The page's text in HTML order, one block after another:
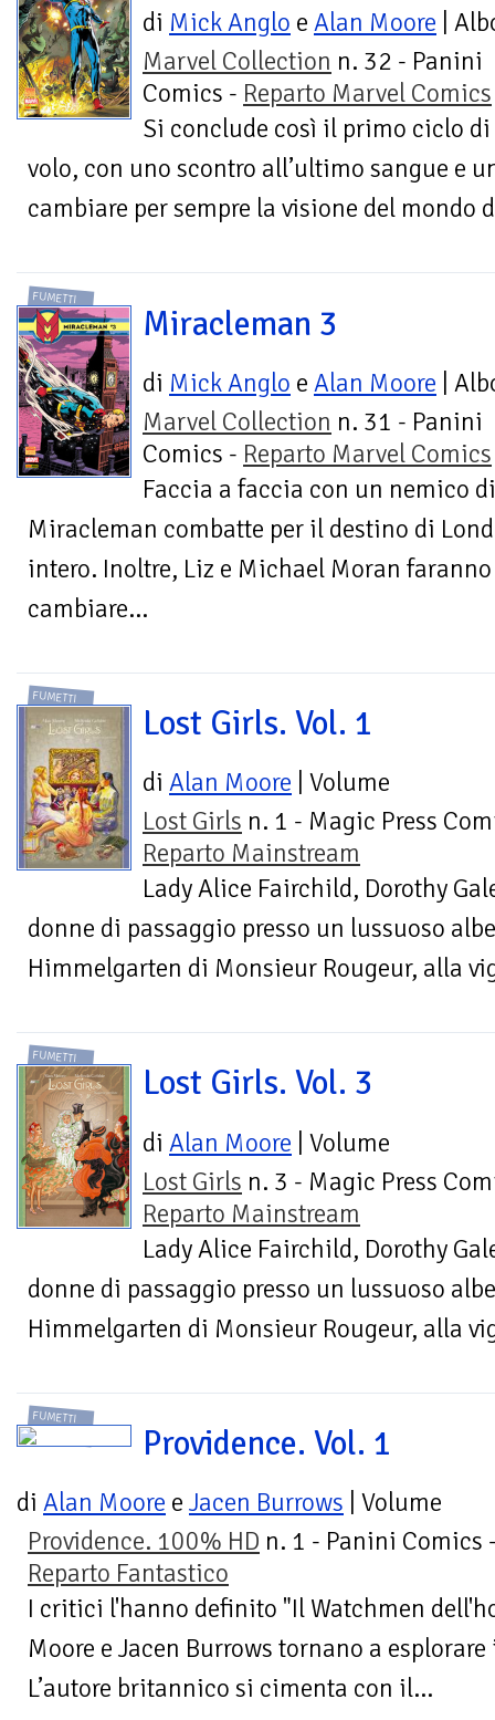
di Mick Anglo e Alan Moore |
Marvel Collection n. 32 - Panini
Comics - Reparto Marvel Comics
Si conclude così il primo ciclo
volo, con uno scontro all’ultimo sangue e
cambiare per sempre la visione del mondo
FUMETTI
Miracleman 3
di Mick Anglo e Alan Moore |
Marvel Collection n. 31 - Panini
Comics - Reparto Marvel Comics
Faccia a faccia con un nemico
Miracleman combatte per il destino di
intero. Inoltre, Liz e Michael Moran
cambiare...
FUMETTI
Lost Girls. Vol. 1
di Alan Moore | Volume
Lost Girls n. 1 - Magic Press
Reparto Mainstream
Lady Alice Fairchild, Dorothy
donne di passaggio presso un lussuoso
Himmelgarten di Monsieur Rougeur, alla
FUMETTI
Lost Girls. Vol. 3
di Alan Moore | Volume
Lost Girls n. 3 - Magic Press
Reparto Mainstream
Lady Alice Fairchild, Dorothy
donne di passaggio presso un lussuoso
Himmelgarten di Monsieur Rougeur, alla
FUMETTI
Providence. Vol. 1
di Alan Moore e Jacen Burrows | Volume
Providence. 100% HD n. 1 - Panini Comics
Reparto Fantastico
I critici l'hanno definito "Il Watchmen
Moore e Jacen Burrows tornano a
L’autore britannico si cimenta con il...